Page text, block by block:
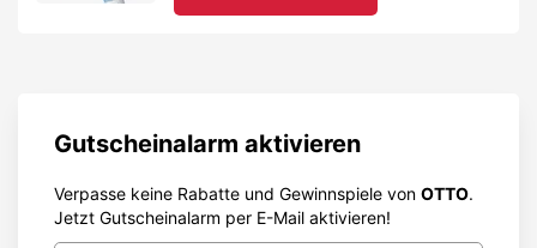
Gutscheinalarm aktivieren
Verpasse keine Rabatte und Gewinnspiele von OTTO.
Jetzt Gutscheinalarm per E-Mail aktivieren!